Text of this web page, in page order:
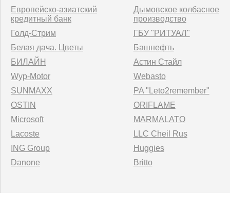
Европейско-азиатский
кредитный банк
Дымовское колбасное
производство
Голд-Стрим
ГБУ "РИТУАЛ"
Белая дача. Цветы
Башнефть
БИЛАЙН
Астин Стайл
Wyp-Motor
Webasto
SUNMAXX
PA "Leto2remember"
OSTIN
ORIFLAME
Microsoft
MARMALATO
Lacoste
LLC Cheil Rus
ING Group
Huggies
Danone
Britto